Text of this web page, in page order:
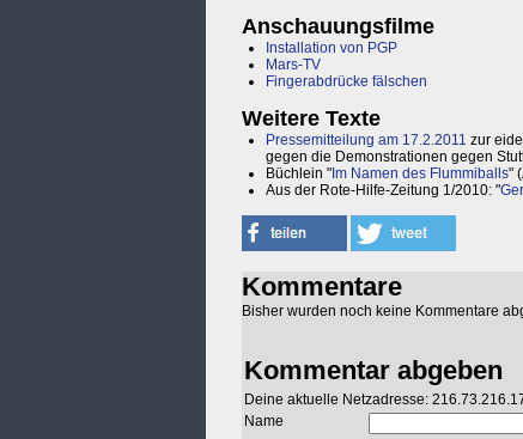
Anschauungsfilme
Installation von PGP
Mars-TV
Fingerabdrücke fälschen
Weitere Texte
Pressemitteilung am 17.2.2011 zur
gegen die Demonstrationen gegen
Büchlein " Im Namen des Flummiballs"
Aus der Rote-Hilfe-Zeitung 1/2010: "
Kommentare
Bisher wurden noch keine Kommentare
Kommentar abgeben
Deine aktuelle Netzadresse:
Name